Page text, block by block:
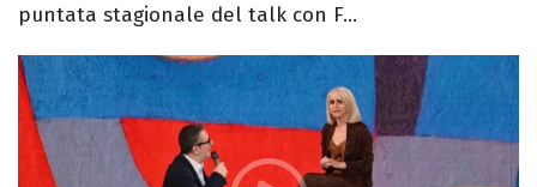
puntata stagionale del talk con F...